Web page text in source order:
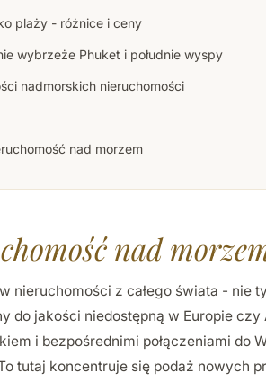
plaży - różnice i ceny
wybrzeże Phuket i południe wyspy
nadmorskich nieruchomości
nad morzem
nad
nieruchomości z całego świata - nie
do jakości niedostępną w Europie
i bezpośrednimi połączeniami do
tutaj koncentruje się podaż nowych